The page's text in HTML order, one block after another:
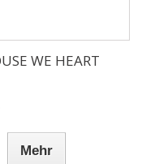
WE HEART
Mehr